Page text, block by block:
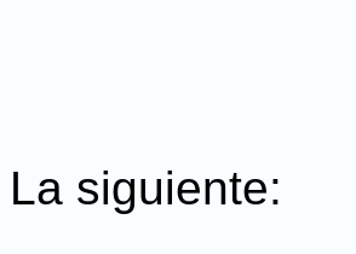
La siguiente: